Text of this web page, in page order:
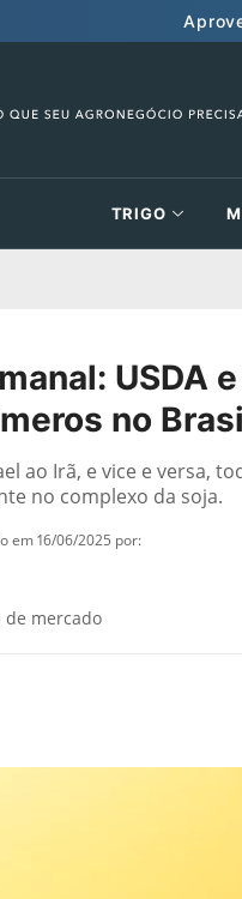
TRIGO
USDA
no
ao Irã, e vice e versa,
no complexo da soja.
em 16/06/2025 por:
mercado